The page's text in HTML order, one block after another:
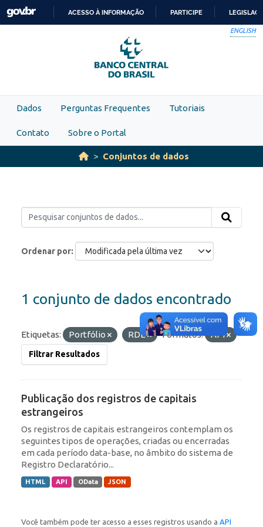
Skip to main content
PARA
O
CONTEÚDO
ACESSO À INFORMAÇÃO PARTICIPE
ENGLISH
Dados Perguntas Frequentes Tutoriais
Contato Sobre o Portal
Conjuntos de dados
Ordenar por
1 conjunto de dados encontrado
Etiquetas: Portfólio RDE Formatos: API
Filtrar Resultados
Publicação dos registros de capitais
estrangeiros
Os registros de capitais estrangeiros contemplam os
seguintes tipos de operações, criadas ou encerradas
em cada período data-base, no âmbito do sistema de
Registro Declaratório...
HTML API OData JSON
Você também pode ter acesso a esses registros usando a API